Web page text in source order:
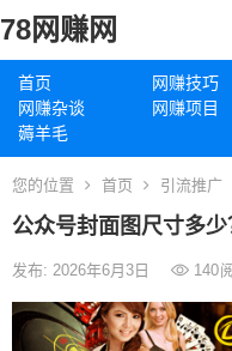
78网赚网
首页 网赚技巧
网赚杂谈
网赚项目
薅羊毛
您的位置 首页 引流推广
公众号封面图尺寸多少
发布: 2026年6月3日 140